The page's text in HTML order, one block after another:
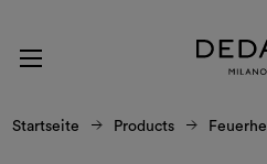
Startseite Products